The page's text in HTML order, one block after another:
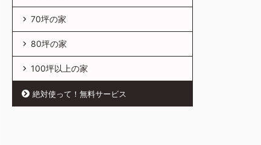
70坪の家
80坪の家
100坪以上の家
絶対使って！無料サービス